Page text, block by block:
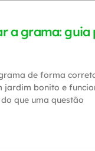
a grama: guia
de forma
jardim bonito e
que uma questão